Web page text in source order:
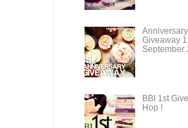
Anniversary
Giveaway
September
BBI 1st
Hop !